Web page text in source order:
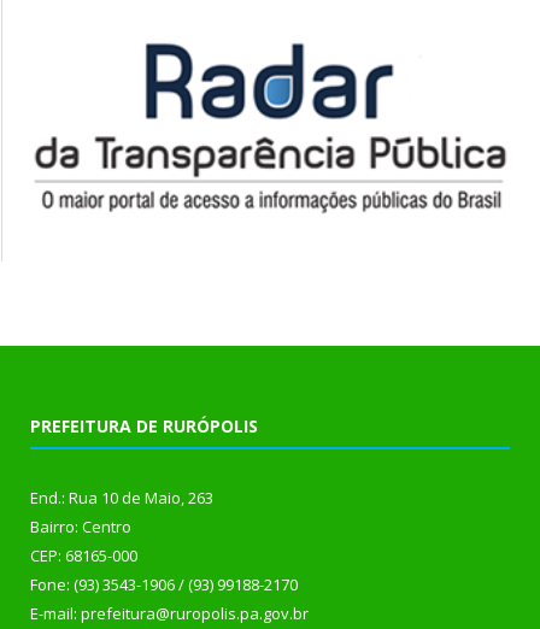
PREFEITURA DE RURÓPOLIS
End.: Rua 10 de Maio, 263
Bairro: Centro
CEP: 68165-000
Fone: (93) 3543-1906 / (93) 99188-2170
E-mail: prefeitura@ruropolis.pa.gov.br